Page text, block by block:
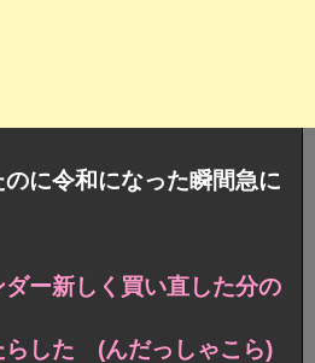
に令和になった瞬間急に
ー新しく買い直した分の
らした (んだっしゃこら)